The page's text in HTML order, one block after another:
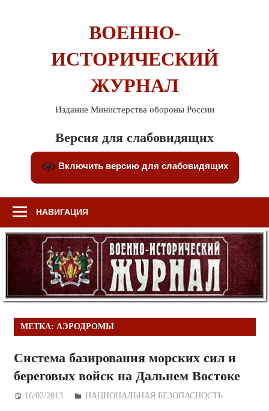
ВОЕННО-
ИСТОРИЧЕСКИЙ
ЖУРНАЛ
Издание Министерства обороны России
Версия для слабовидящих
Включить версию для слабовидящих
НАВИГАЦИЯ
МЕТКА: АЭРОДРОМЫ
Система базирования морских сил и
береговых войск на Дальнем Востоке
16/02/2013 Дежурный по Редакции
НАЦИОНАЛЬНАЯ БЕЗОПАСНОСТЬ